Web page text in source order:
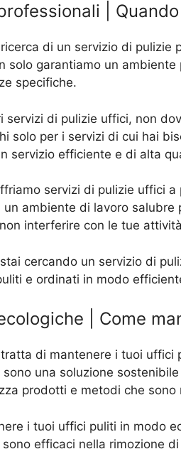
|
di un servizio di pulizie
solo garantiamo un
specifiche.
servizi di pulizie uffici, non
solo per i servizi di cui hai
servizio efficiente e di alta
servizi di pulizie uffici
un ambiente di lavoro
interferire con le tue
cercando un servizio di
e ordinati in modo
| Come
di mantenere i tuoi uffici
sono una soluzione
prodotti e metodi che sono
i tuoi uffici puliti in modo
efficaci nella rimozione